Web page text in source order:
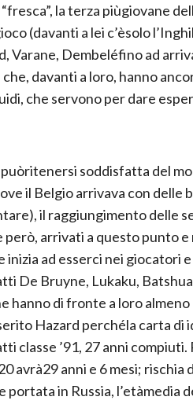
la terza piùgiovane
(davanti a lei c’èsolo
Varane, Dembeléfino ad
davanti a loro, hanno
che servono per dare
soddisfatta del
il Belgio arrivava con delle
il raggiungimento delle
arrivati a questo punto e
inizia ad esserci nei giocatori
De Bruyne, Lukaku,
hanno di fronte a loro
Hazard perchéla carta
classe ’91, 27 anni
avrà29 anni e 6 mesi;
portata in Russia, l’etàmedia